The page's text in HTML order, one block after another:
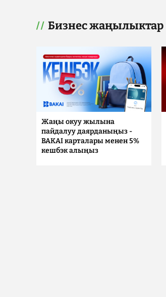
Бизнес жаңылыктар
Жаңы окуу жылына
пайдалуу даярданыңыз -
BAKAI карталары менен 5%
кешбэк алыңыз